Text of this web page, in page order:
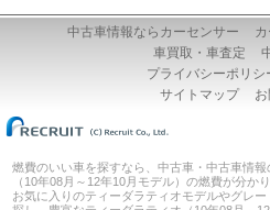
中古車情報ならカーセンサー
車買取・車査定
プライバシーポリシ
サイトマップ
燃費のいい車を探すなら、中古車・中古車情
（10年08月～12年10月モデル）の燃費が分かり
お気に入りのティーダラティオモデルやグレ